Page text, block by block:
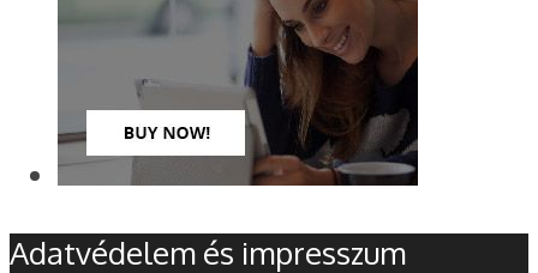
Adatvédelem és impresszum